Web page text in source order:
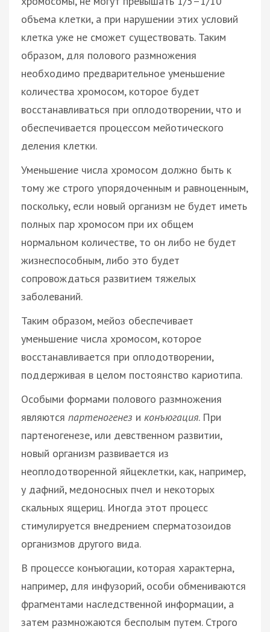
объема клетки, а при нарушении этих условий
клетка уже не сможет существовать. Таким
образом, для полового размножения
необходимо предварительное уменьшение
количества хромосом, которое будет
восстанавливаться при оплодотворении, что и
обеспечивается процессом мейотического
деления клетки.
Уменьшение числа хромосом должно быть к
тому же строго упорядоченным и равноценным,
поскольку, если новый организм не будет иметь
полных пар хромосом при их общем
нормальном количестве, то он либо не будет
жизнеспособным, либо это будет
сопровождаться развитием тяжелых
заболеваний.
Таким образом, мейоз обеспечивает
уменьшение числа хромосом, которое
восстанавливается при оплодотворении,
поддерживая в целом постоянство кариотипа.
Особыми формами полового размножения
являются партеногенез и конъюгация. При
партеногенезе, или девственном развитии,
новый организм развивается из
неоплодотворенной яйцеклетки, как, например,
у дафний, медоносных пчел и некоторых
скальных ящериц. Иногда этот процесс
стимулируется внедрением сперматозоидов
организмов другого вида.
В процессе конъюгации, которая характерна,
например, для инфузорий, особи обмениваются
фрагментами наследственной информации, а
затем размножаются бесполым путем. Строго